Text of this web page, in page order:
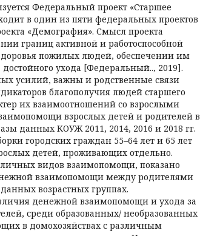
Федеральный проект «Старшее
в один из пяти федеральных проектов
«Демография». Смысл проекта
границ активной и работоспособной
пожилых людей, обеспечении им
достойного ухода [Федеральный.., 2019].
усилий, важны и родственные связи
благополучия людей старшего
их взаимоотношений со взрослыми
взрослых детей и родителей в
данных КОУЖ 2011, 2014, 2016 и 2018 гг.
городских граждан 55–64 лет и 65 лет
детей, проживающих отдельно.
видов взаимопомощи, показано
взаимопомощи между родителями
возрастных группах.
денежной взаимопомощи и ухода за
среди образованных/ необразованных
в домохозяйствах с различным